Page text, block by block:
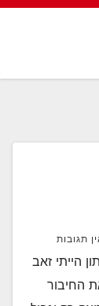
תגובות
הייתי זאב
החיבור